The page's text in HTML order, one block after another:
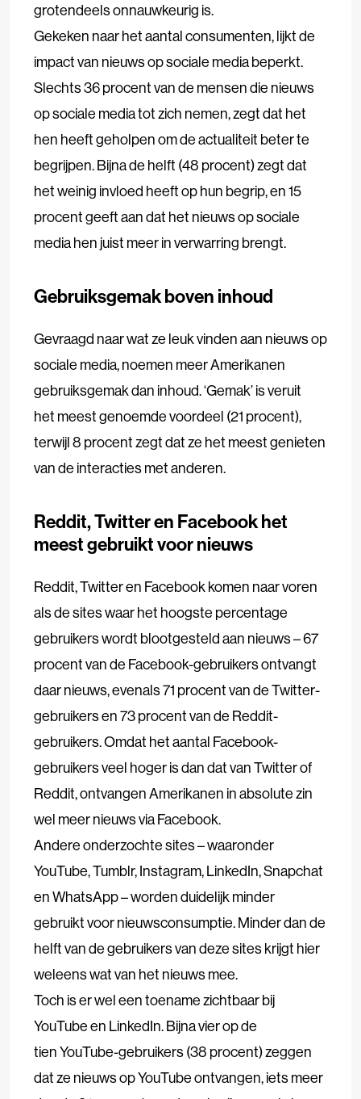
grotendeels onnauwkeurig is.
Gekeken naar het aantal consumenten, lijkt de
impact van nieuws op sociale media beperkt.
Slechts 36 procent van de mensen die nieuws
op sociale media tot zich nemen, zegt dat het
hen heeft geholpen om de actualiteit beter te
begrijpen. Bijna de helft (48 procent) zegt dat
het weinig invloed heeft op hun begrip, en 15
procent geeft aan dat het nieuws op sociale
media hen juist meer in verwarring brengt.
Gebruiksgemak boven inhoud
Gevraagd naar wat ze leuk vinden aan nieuws op
sociale media, noemen meer Amerikanen
gebruiksgemak dan inhoud. ‘Gemak’ is veruit
het meest genoemde voordeel (21 procent),
terwijl 8 procent zegt dat ze het meest genieten
van de interacties met anderen.
Reddit, Twitter en Facebook het
meest gebruikt voor nieuws
Reddit, Twitter en Facebook komen naar voren
als de sites waar het hoogste percentage
gebruikers wordt blootgesteld aan nieuws – 67
procent van de Facebook-gebruikers ontvangt
daar nieuws, evenals 71 procent van de Twitter-
gebruikers en 73 procent van de Reddit-
gebruikers. Omdat het aantal Facebook-
gebruikers veel hoger is dan dat van Twitter of
Reddit, ontvangen Amerikanen in absolute zin
wel meer nieuws via Facebook.
Andere onderzochte sites – waaronder
YouTube, Tumblr, Instagram, LinkedIn, Snapchat
en WhatsApp – worden duidelijk minder
gebruikt voor nieuwsconsumptie. Minder dan de
helft van de gebruikers van deze sites krijgt hier
weleens wat van het nieuws mee.
Toch is er wel een toename zichtbaar bij
YouTube en LinkedIn. Bijna vier op de
tien YouTube-gebruikers (38 procent) zeggen
dat ze nieuws op YouTube ontvangen, iets meer